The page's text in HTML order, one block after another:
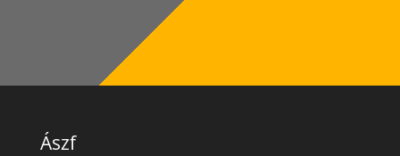
Ászf